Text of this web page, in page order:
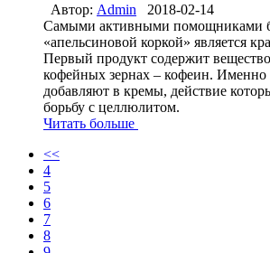
Автор: Admin
2018-02-14
Самыми активными помощниками
«апельсиновой коркой» является
Первый продукт содержит
кофейных зернах – кофеин.
добавляют в кремы, действие
борьбу с целлюлитом.
Читать больше
<<
4
5
6
7
8